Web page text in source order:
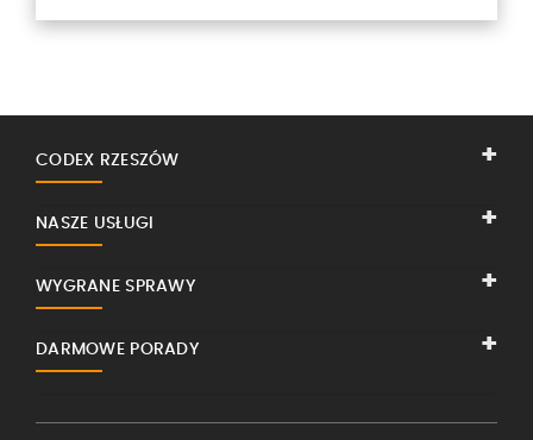
CODEX RZESZÓW
NASZE USŁUGI
WYGRANE SPRAWY
DARMOWE PORADY